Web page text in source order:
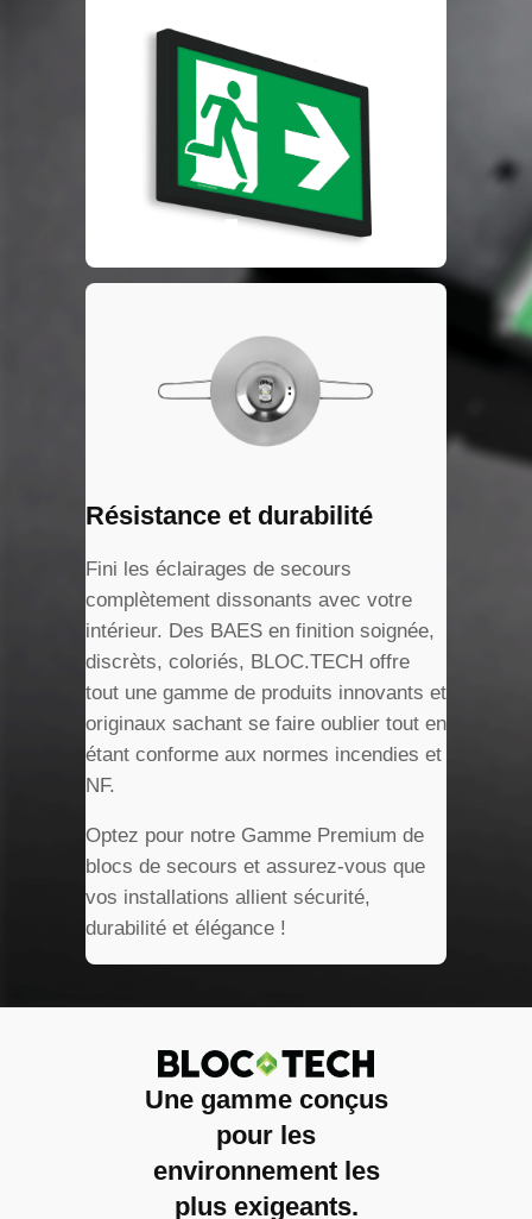
Résistance et durabilité
Fini les éclairages de secours
complètement dissonants avec votre
intérieur. Des BAES en finition soignée,
discrèts, coloriés, BLOC.TECH offre
tout une gamme de produits innovants et
originaux sachant se faire oublier tout en
étant conforme aux normes incendies et
NF.
Optez pour notre Gamme Premium de
blocs de secours et assurez-vous que
vos installations allient sécurité,
durabilité et élégance !
Une gamme conçus
pour les
environnement les
plus exigeants.